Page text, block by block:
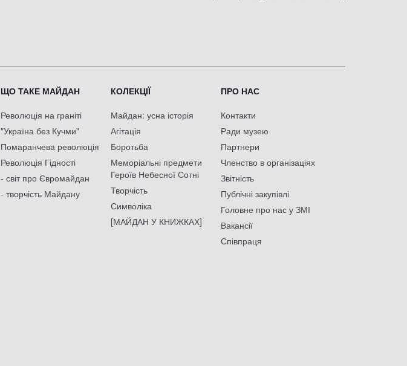
ЩО ТАКЕ МАЙДАН
Революція на граніті
"Україна без Кучми"
Помаранчева революція
Революція Гідності
- світ про Євромайдан
- творчість Майдану
КОЛЕКЦІЇ
Майдан: усна історія
Агітація
Боротьба
Меморіальні предмети
Героїв Небесної Сотні
Творчість
Символіка
[МАЙДАН У КНИЖКАХ]
ПРО НАС
Контакти
Ради музею
Партнери
Членство в організаціях
Звітність
Публічні закупівлі
Головне про нас у ЗМІ
Вакансії
Співпраця